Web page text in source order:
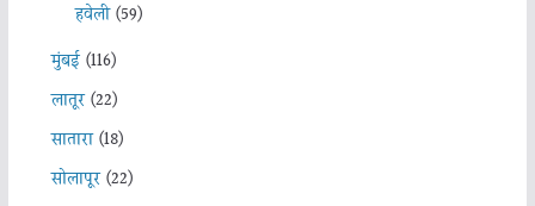
हवेली(59)
मुंबई(116)
लातूर(22)
सातारा(18)
सोलापूर(22)